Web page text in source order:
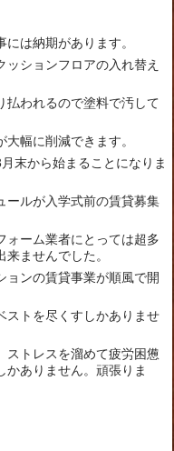
は納期があります。
ションフロアの入れ替え
払われるので塗料で汚して
幅に削減できます。
末から始まることになりま
ールが入学式前の賃貸募集
ォーム業者にとっては超多
ませんでした。
ョンの賃貸事業が順風で開
ストを尽くすしかありませ
ストレスを溜めて疲労困憊
かありません。頑張りま